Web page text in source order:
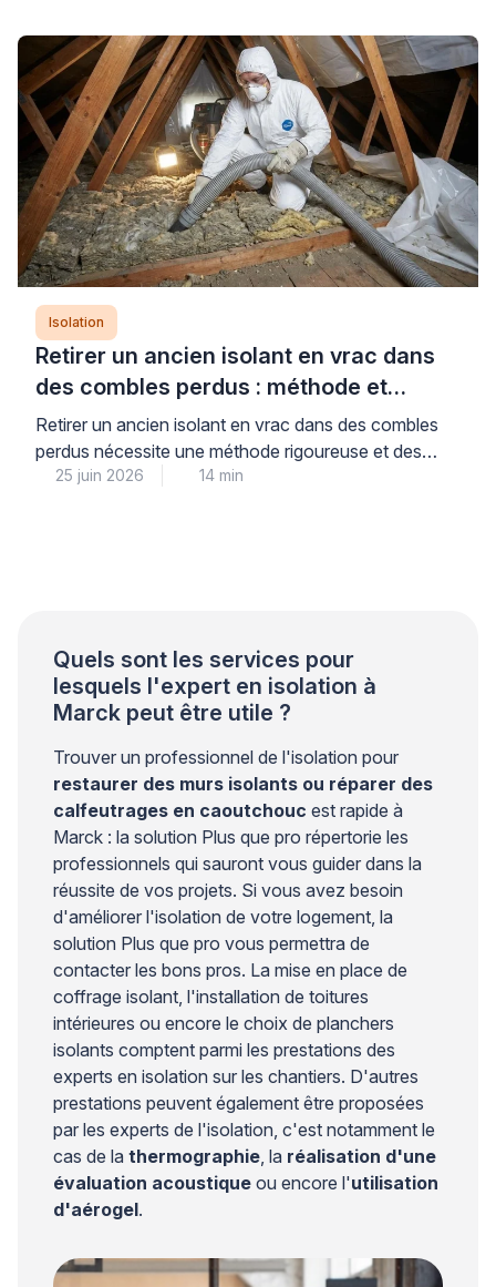
de consommation. Plusieurs niveaux d’analyse
existent, du simulateur gratuit en ligne à l’audit
énergétique réglementaire réalisé par un bureau
d’études qualifié, chacun répondant à des objectifs
distincts […]
Isolation
Retirer un ancien isolant en vrac dans
des combles perdus : méthode et
précautions
Retirer un ancien isolant en vrac dans des combles
perdus nécessite une méthode rigoureuse et des
équipements professionnels adaptés pour garantir la
25 juin 2026 14 min
Quels sont les services pour
lesquels l'expert en isolation à
Marck peut être utile ?
Trouver un professionnel de l'isolation pour
restaurer des murs isolants ou réparer des
calfeutrages en caoutchouc est rapide à
Marck : la solution Plus que pro répertorie les
professionnels qui sauront vous guider dans la
réussite de vos projets. Si vous avez besoin
d'améliorer l'isolation de votre logement, la
solution Plus que pro vous permettra de
contacter les bons pros. La mise en place de
coffrage isolant, l'installation de toitures
intérieures ou encore le choix de planchers
isolants comptent parmi les prestations des
experts en isolation sur les chantiers. D'autres
prestations peuvent également être proposées
par les experts de l'isolation, c'est notamment le
cas de la thermographie, la réalisation d'une
évaluation acoustique ou encore l'utilisation
d'aérogel.